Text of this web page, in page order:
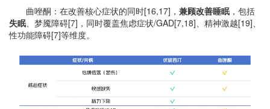
曲唑酮：在改善核心症状的同时[16,17]， 兼顾改善睡眠 ，包括
失眠、梦魇障碍[7]，同时覆盖焦虑症状/GAD[7,18]、精神激越[19]、
性功能障碍[7]等维度。